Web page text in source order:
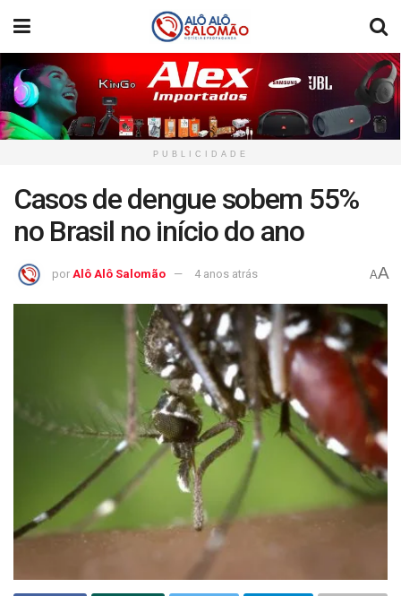
PUBLICIDADE
Casos de dengue sobem 55%
no Brasil no início do ano
por Alô Alô Salomão 4 anos atrás AA